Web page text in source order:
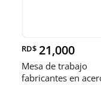
RD$ 21,000
Mesa de trabajo
fabricantes en